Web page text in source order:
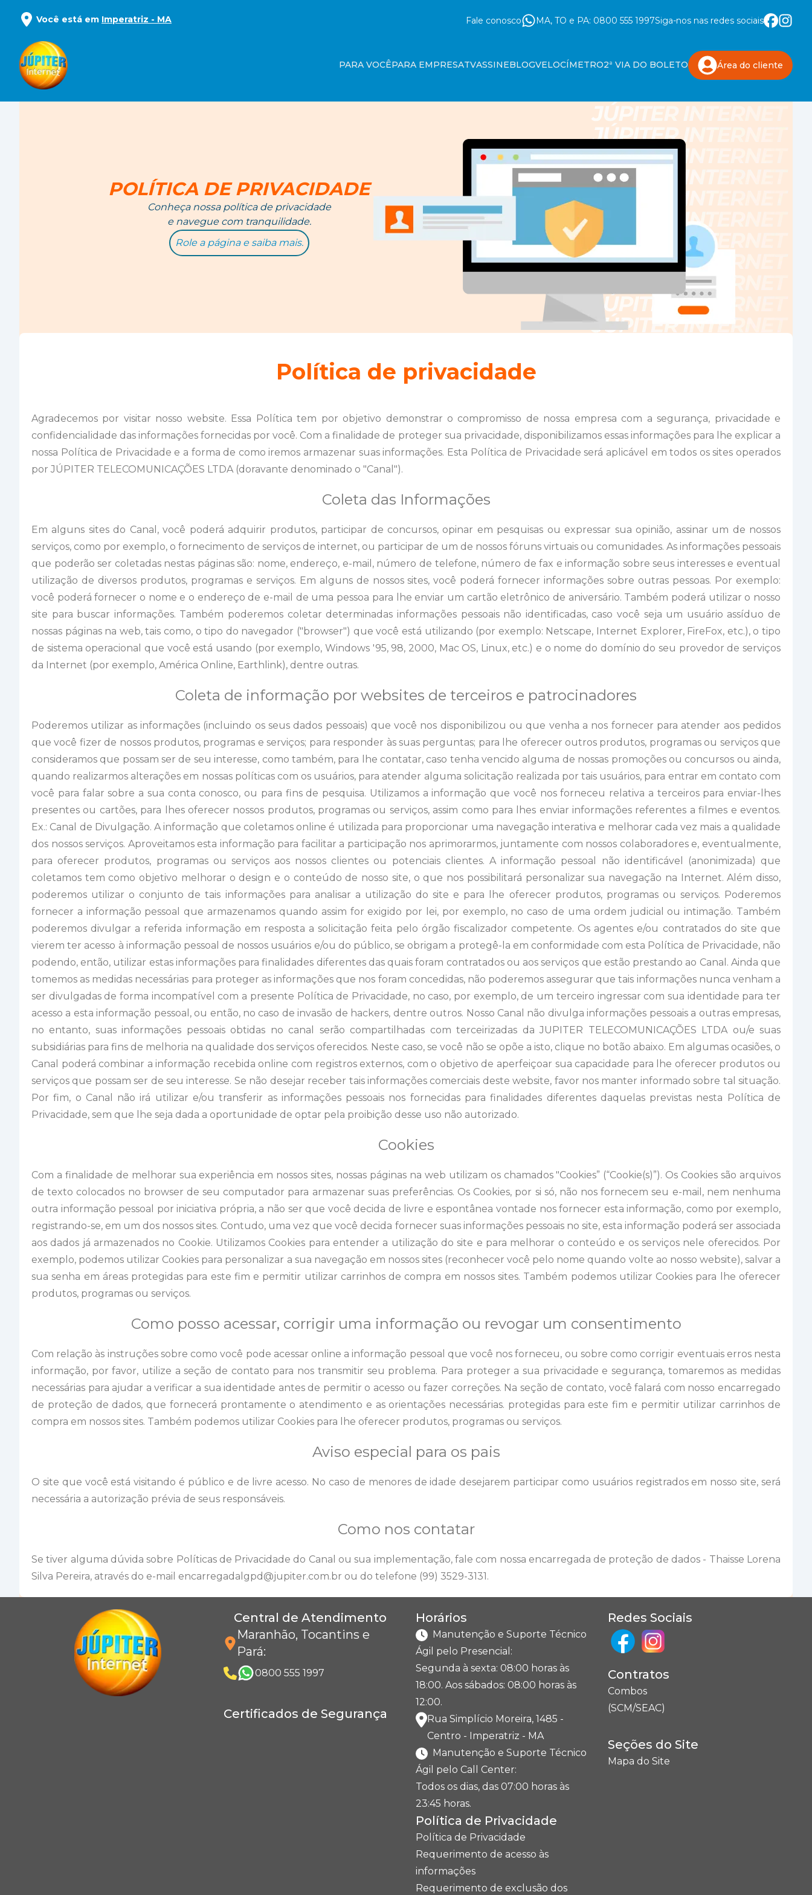
Você está em Imperatriz - MA Fale conosco MA, TO e PA: 0800 555 1997Siga-nos nas redes sociais
PARA VOCÊPARA EMPRESATVASSINEBLOGVELOCÍMETRO2ª VIA DO BOLETO Área do cliente
POLÍTICA DE PRIVACIDADE
Conheça nossa política de privacidade
e navegue com tranquilidade.
Role a página e saiba mais.
Política de privacidade
Agradecemos por visitar nosso website. Essa Política tem por objetivo demonstrar o compromisso de nossa empresa com a segurança, privacidade e
confidencialidade das informações fornecidas por você. Com a finalidade de proteger sua privacidade, disponibilizamos essas informações para lhe explicar a
nossa Política de Privacidade e a forma de como iremos armazenar suas informações. Esta Política de Privacidade será aplicável em todos os sites operados
por JÚPITER TELECOMUNICAÇÕES LTDA (doravante denominado o "Canal").
Coleta das Informações
Em alguns sites do Canal, você poderá adquirir produtos, participar de concursos, opinar em pesquisas ou expressar sua opinião, assinar um de nossos
serviços, como por exemplo, o fornecimento de serviços de internet, ou participar de um de nossos fóruns virtuais ou comunidades. As informações pessoais
que poderão ser coletadas nestas páginas são: nome, endereço, e-mail, número de telefone, número de fax e informação sobre seus interesses e eventual
utilização de diversos produtos, programas e serviços. Em alguns de nossos sites, você poderá fornecer informações sobre outras pessoas. Por exemplo:
você poderá fornecer o nome e o endereço de e-mail de uma pessoa para lhe enviar um cartão eletrônico de aniversário. Também poderá utilizar o nosso
site para buscar informações. Também poderemos coletar determinadas informações pessoais não identificadas, caso você seja um usuário assíduo de
nossas páginas na web, tais como, o tipo do navegador ("browser") que você está utilizando (por exemplo: Netscape, Internet Explorer, FireFox, etc.), o tipo
de sistema operacional que você está usando (por exemplo, Windows '95, 98, 2000, Mac OS, Linux, etc.) e o nome do domínio do seu provedor de serviços
da Internet (por exemplo, América Online, Earthlink), dentre outras.
Coleta de informação por websites de terceiros e patrocinadores
Poderemos utilizar as informações (incluindo os seus dados pessoais) que você nos disponibilizou ou que venha a nos fornecer para atender aos pedidos
que você fizer de nossos produtos, programas e serviços; para responder às suas perguntas; para lhe oferecer outros produtos, programas ou serviços que
consideramos que possam ser de seu interesse, como também, para lhe contatar, caso tenha vencido alguma de nossas promoções ou concursos ou ainda,
quando realizarmos alterações em nossas políticas com os usuários, para atender alguma solicitação realizada por tais usuários, para entrar em contato com
você para falar sobre a sua conta conosco, ou para fins de pesquisa. Utilizamos a informação que você nos forneceu relativa a terceiros para enviar-lhes
presentes ou cartões, para lhes oferecer nossos produtos, programas ou serviços, assim como para lhes enviar informações referentes a filmes e eventos.
Ex.: Canal de Divulgação. A informação que coletamos online é utilizada para proporcionar uma navegação interativa e melhorar cada vez mais a qualidade
dos nossos serviços. Aproveitamos esta informação para facilitar a participação nos aprimorarmos, juntamente com nossos colaboradores e, eventualmente,
para oferecer produtos, programas ou serviços aos nossos clientes ou potenciais clientes. A informação pessoal não identificável (anonimizada) que
coletamos tem como objetivo melhorar o design e o conteúdo de nosso site, o que nos possibilitará personalizar sua navegação na Internet. Além disso,
poderemos utilizar o conjunto de tais informações para analisar a utilização do site e para lhe oferecer produtos, programas ou serviços. Poderemos
fornecer a informação pessoal que armazenamos quando assim for exigido por lei, por exemplo, no caso de uma ordem judicial ou intimação. Também
poderemos divulgar a referida informação em resposta a solicitação feita pelo órgão fiscalizador competente. Os agentes e/ou contratados do site que
vierem ter acesso à informação pessoal de nossos usuários e/ou do público, se obrigam a protegê-la em conformidade com esta Política de Privacidade, não
podendo, então, utilizar estas informações para finalidades diferentes das quais foram contratados ou aos serviços que estão prestando ao Canal. Ainda que
tomemos as medidas necessárias para proteger as informações que nos foram concedidas, não poderemos assegurar que tais informações nunca venham a
ser divulgadas de forma incompatível com a presente Política de Privacidade, no caso, por exemplo, de um terceiro ingressar com sua identidade para ter
acesso a esta informação pessoal, ou então, no caso de invasão de hackers, dentre outros. Nosso Canal não divulga informações pessoais a outras empresas,
no entanto, suas informações pessoais obtidas no canal serão compartilhadas com terceirizadas da JUPITER TELECOMUNICAÇÕES LTDA ou/e suas
subsidiárias para fins de melhoria na qualidade dos serviços oferecidos. Neste caso, se você não se opõe a isto, clique no botão abaixo. Em algumas ocasiões, o
Canal poderá combinar a informação recebida online com registros externos, com o objetivo de aperfeiçoar sua capacidade para lhe oferecer produtos ou
serviços que possam ser de seu interesse. Se não desejar receber tais informações comerciais deste website, favor nos manter informado sobre tal situação.
Por fim, o Canal não irá utilizar e/ou transferir as informações pessoais nos fornecidas para finalidades diferentes daquelas previstas nesta Política de
Privacidade, sem que lhe seja dada a oportunidade de optar pela proibição desse uso não autorizado.
Cookies
Com a finalidade de melhorar sua experiência em nossos sites, nossas páginas na web utilizam os chamados "Cookies” (“Cookie(s)”). Os Cookies são arquivos
de texto colocados no browser de seu computador para armazenar suas preferências. Os Cookies, por si só, não nos fornecem seu e-mail, nem nenhuma
outra informação pessoal por iniciativa própria, a não ser que você decida de livre e espontânea vontade nos fornecer esta informação, como por exemplo,
registrando-se, em um dos nossos sites. Contudo, uma vez que você decida fornecer suas informações pessoais no site, esta informação poderá ser associada
aos dados já armazenados no Cookie. Utilizamos Cookies para entender a utilização do site e para melhorar o conteúdo e os serviços nele oferecidos. Por
exemplo, podemos utilizar Cookies para personalizar a sua navegação em nossos sites (reconhecer você pelo nome quando volte ao nosso website), salvar a
sua senha em áreas protegidas para este fim e permitir utilizar carrinhos de compra em nossos sites. Também podemos utilizar Cookies para lhe oferecer
produtos, programas ou serviços.
Como posso acessar, corrigir uma informação ou revogar um consentimento
Com relação às instruções sobre como você pode acessar online a informação pessoal que você nos forneceu, ou sobre como corrigir eventuais erros nesta
informação, por favor, utilize a seção de contato para nos transmitir seu problema. Para proteger a sua privacidade e segurança, tomaremos as medidas
necessárias para ajudar a verificar a sua identidade antes de permitir o acesso ou fazer correções. Na seção de contato, você falará com nosso encarregado
de proteção de dados, que fornecerá prontamente o atendimento e as orientações necessárias. protegidas para este fim e permitir utilizar carrinhos de
compra em nossos sites. Também podemos utilizar Cookies para lhe oferecer produtos, programas ou serviços.
Aviso especial para os pais
O site que você está visitando é público e de livre acesso. No caso de menores de idade desejarem participar como usuários registrados em nosso site, será
necessária a autorização prévia de seus responsáveis.
Como nos contatar
Se tiver alguma dúvida sobre Políticas de Privacidade do Canal ou sua implementação, fale com nossa encarregada de proteção de dados - Thaisse Lorena
Silva Pereira, através do e-mail encarregadalgpd@jupiter.com.br ou do telefone (99) 3529-3131.
Central de Atendimento
Maranhão, Tocantins e
Pará:
0800 555 1997
Certificados de Segurança
Horários
Manutenção e Suporte Técnico
Ágil pelo Presencial:
Segunda à sexta: 08:00 horas às
18:00. Aos sábados: 08:00 horas às
12:00.
Rua Simplício Moreira, 1485 -
Centro - Imperatriz - MA
Manutenção e Suporte Técnico
Ágil pelo Call Center:
Todos os dias, das 07:00 horas às
23:45 horas.
Política de Privacidade
Política de Privacidade
Requerimento de acesso às
informações
Requerimento de exclusão dos
Redes Sociais
Contratos
Combos
(SCM/SEAC)
Seções do Site
Mapa do Site